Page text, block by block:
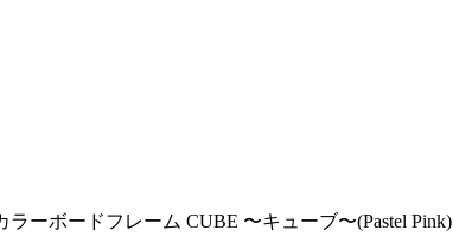
ーボードフレーム CUBE 〜キューブ〜(Pastel Pink)